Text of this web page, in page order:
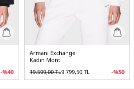
-%40
Armani Exchange
Kadın Mont
19.599,00TL9.799,50 TL -%50